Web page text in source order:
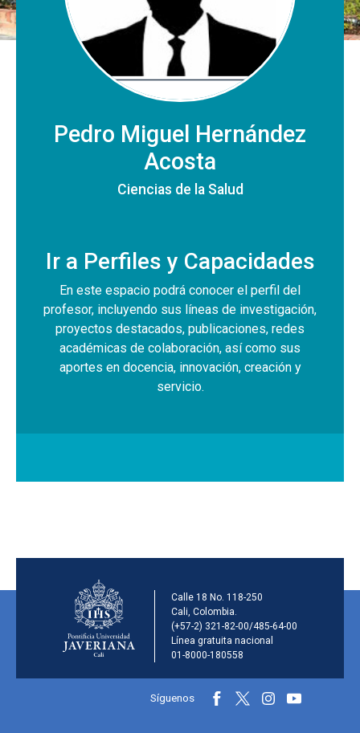
Pedro Miguel Hernández
Acosta
Ciencias de la Salud
Ir a Perfiles y Capacidades
En este espacio podrá conocer el perfil del
profesor, incluyendo sus líneas de investigación,
proyectos destacados, publicaciones, redes
académicas de colaboración, así como sus
aportes en docencia, innovación, creación y
servicio.
Información de la
Calle 18 No. 118-250
Cali, Colombia.
(+57-2) 321-82-00/485-64-00
Línea gratuita nacional
01-8000-180558
Información y redes sociales
Síguenos